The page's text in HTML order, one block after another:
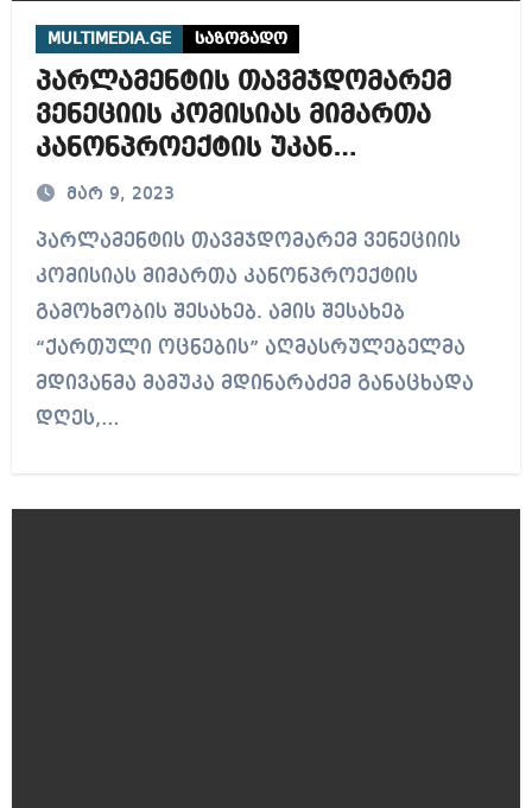
MULTIMEDIA.GE საზოგადო
პარლამენტის თავმჯდომარემ
ვენეციის კომისიას მიმართა
კანონპროექტის უკან
გამოხმობის შესახებ
მარ 9, 2023
პარლამენტის თავმჯდომარემ ვენეციის
კომისიას მიმართა კანონპროექტის
გამოხმობის შესახებ. ამის შესახებ
“ქართული ოცნების” აღმასრულებელმა
მდივანმა მამუკა მდინარაძემ განაცხადა
დღეს,…